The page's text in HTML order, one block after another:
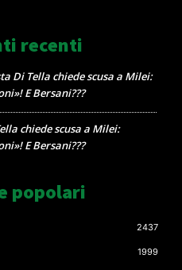
recenti
Di Tella chiede scusa a Milei:
E Bersani???
chiede scusa a Milei:
E Bersani???
popolari
2437
1999